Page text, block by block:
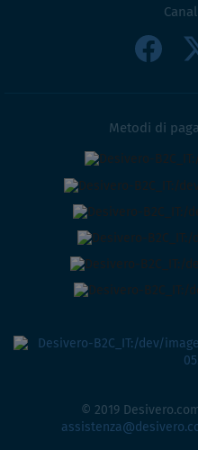
Metodi di
© 2019